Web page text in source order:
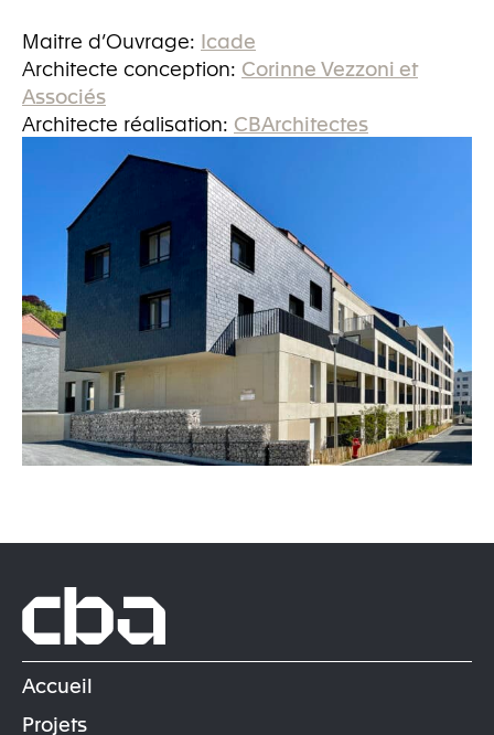
Maitre d’Ouvrage: Icade
Architecte conception: Corinne Vezzoni et
Associés
Architecte réalisation: CBArchitectes
Accueil
Projets